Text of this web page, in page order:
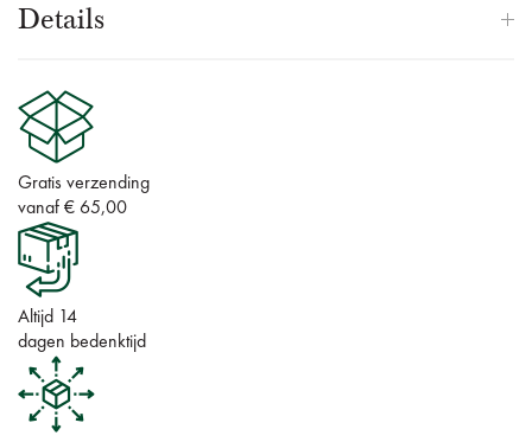
Details
Gratis verzending
vanaf € 65,00
Altijd 14
dagen bedenktijd